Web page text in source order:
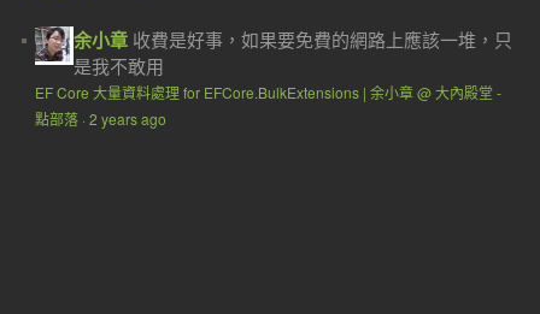
余小章 收費是好事，如果要免費的網路上應該一堆，只
是我不敢用
EF Core 大量資料處理 for EFCore.BulkExtensions | 余小章 @ 大內殿堂 -
點部落· 2 years ago